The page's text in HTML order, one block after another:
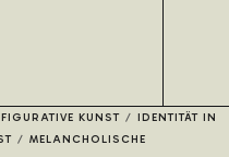
FIGURATIVE KUNST / IDENTITÄT IN
/ MELANCHOLISCHE